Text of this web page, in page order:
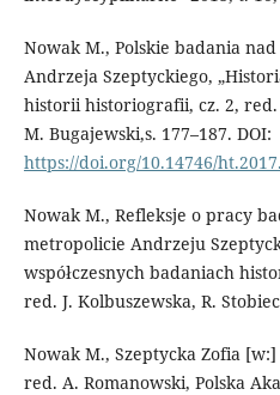
Nowak M., Polskie badania
Andrzeja Szeptyckiego,
historii historiografii, cz. 2, red.
M. Bugajewski,s. 177–187. DOI:
https://doi.org/10.14746/
Nowak M., Refleksje o pracy
metropolicie Andrzeju
współczesnych badaniach
red. J. Kolbuszewska, R.
Nowak M., Szeptycka Zofia
red. A. Romanowski, Polska